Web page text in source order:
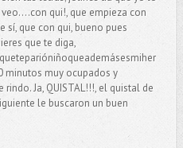
qui!, que empieza con
sí, que con qui, bueno pues
que te diga,
minutos muy ocupados y
Ja, QUISTAL!!!, el quistal de
le buscaron un buen